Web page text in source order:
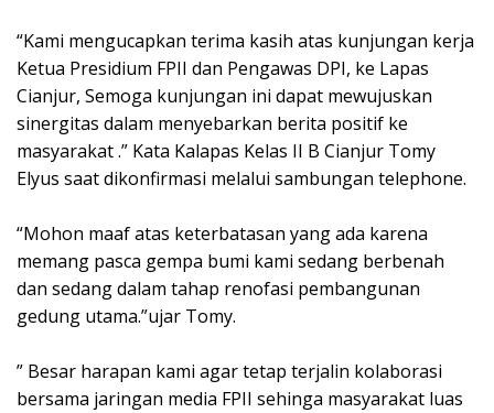
“Kami mengucapkan terima kasih atas kunjungan kerja
Ketua Presidium FPII dan Pengawas DPI, ke Lapas
Cianjur, Semoga kunjungan ini dapat mewujuskan
sinergitas dalam menyebarkan berita positif ke
masyarakat .” Kata Kalapas Kelas II B Cianjur Tomy
Elyus saat dikonfirmasi melalui sambungan telephone.
“Mohon maaf atas keterbatasan yang ada karena
memang pasca gempa bumi kami sedang berbenah
dan sedang dalam tahap renofasi pembangunan
gedung utama.”ujar Tomy.
” Besar harapan kami agar tetap terjalin kolaborasi
bersama jaringan media FPII sehinga masyarakat luas